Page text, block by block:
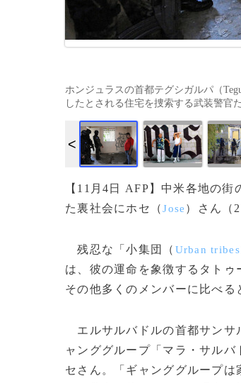
ホンジュラスの首都テグシガルパ（
したとされる住宅を捜索する武装警官
【11月4日 AFP】中米各地の
た裏社会にホセ（Jose ）さん（
残忍な「小集団（ Urban tribes
は、彼の運命を象徴するタト
その他多くのメンバーに比べる
エルサルバドルの首都サンサ
ャンググループ「マラ・サルバ
セさん。「ギャンググループ